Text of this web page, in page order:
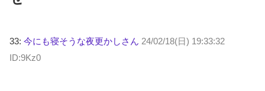
33: 今にも寝そうな夜更かしさん 24/02/18(日) 19:33:32
ID:9Kz0